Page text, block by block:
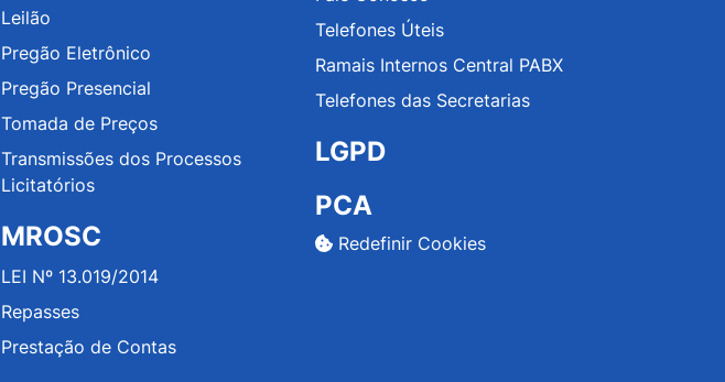
Leilão
Pregão Eletrônico
Pregão Presencial
Tomada de Preços
Transmissões dos Processos
Licitatórios
MROSC
LEI Nº 13.019/2014
Repasses
Prestação de Contas
Telefones Úteis
Ramais Internos Central PABX
Telefones das Secretarias
LGPD
PCA
Redefinir Cookies